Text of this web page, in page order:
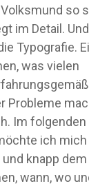
so
im Detail.
Typografie.
was vielen
Probleme
Im folgenden
ich mich
knapp dem
wann, wo